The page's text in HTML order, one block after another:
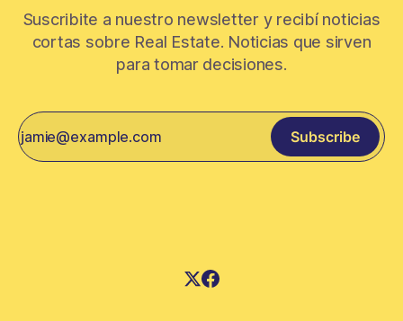
Suscribite a nuestro newsletter y recibí noticias
cortas sobre Real Estate. Noticias que sirven
para tomar decisiones.
Subscribe